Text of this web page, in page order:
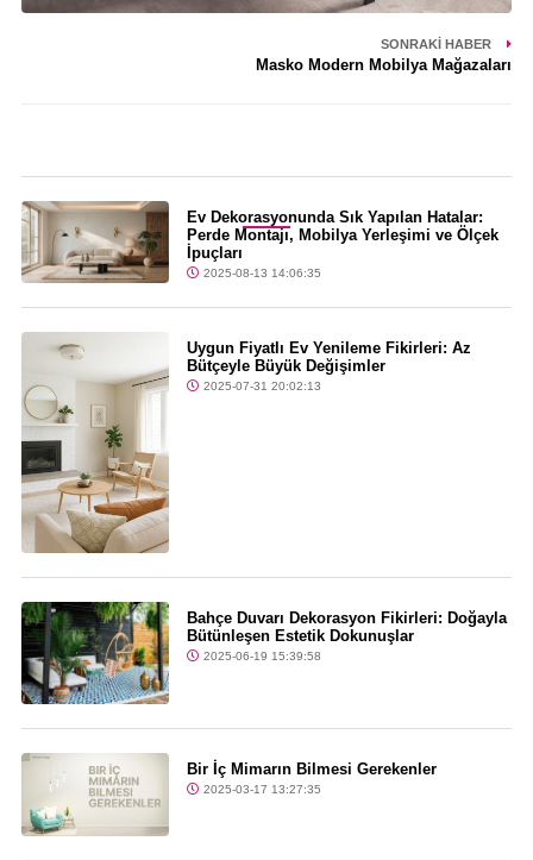
SONRAKI HABER
Masko Modern Mobilya Mağazaları
Ev Dekorasyonunda Sık Yapılan Hatalar:
Perde Montajı, Mobilya Yerleşimi ve Ölçek
İpuçları
2025-08-13 14:06:35
Uygun Fiyatlı Ev Yenileme Fikirleri: Az
Bütçeyle Büyük Değişimler
2025-07-31 20:02:13
Bahçe Duvarı Dekorasyon Fikirleri: Doğayla
Bütünleşen Estetik Dokunuşlar
2025-06-19 15:39:58
Bir İç Mimarın Bilmesi Gerekenler
2025-03-17 13:27:35